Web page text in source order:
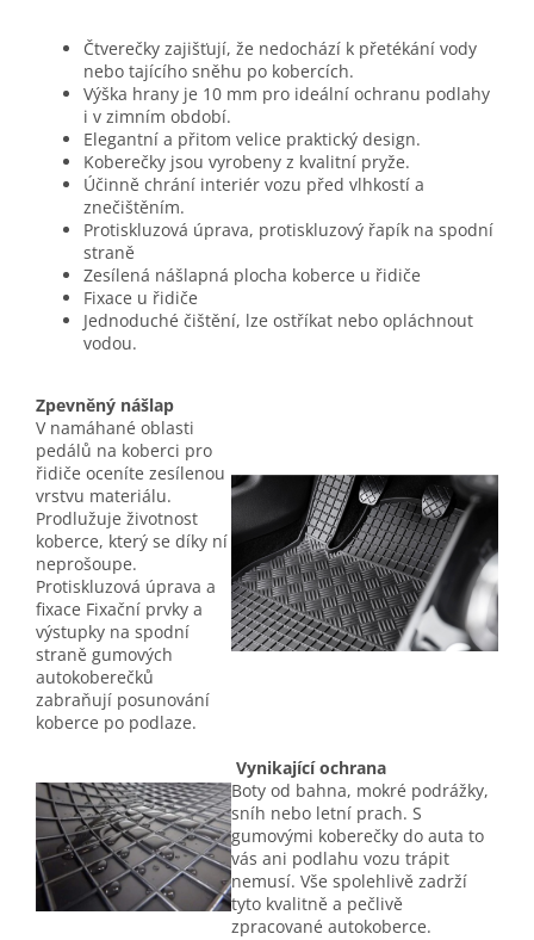
Čtverečky zajišťují, že nedochází k přetékání vody
nebo tajícího sněhu po kobercích.
Výška hrany je 10 mm pro ideální ochranu podlahy
i v zimním období.
Elegantní a přitom velice praktický design.
Koberečky jsou vyrobeny z kvalitní pryže.
Účinně chrání interiér vozu před vlhkostí a
znečištěním.
Protiskluzová úprava, protiskluzový řapík na spodní
straně
Zesílená nášlapná plocha koberce u řidiče
Fixace u řidiče
Jednoduché čištění, lze ostříkat nebo opláchnout
vodou.
Zpevněný nášlap
V namáhané oblasti
pedálů na koberci pro
řidiče oceníte zesílenou
vrstvu materiálu.
Prodlužuje životnost
koberce, který se díky ní
neprošoupe.
Protiskluzová úprava a
fixace Fixační prvky a
výstupky na spodní
straně gumových
autokoberečků
zabraňují posunování
koberce po podlaze.
Vynikající ochrana
Boty od bahna, mokré podrážky,
sníh nebo letní prach. S
gumovými koberečky do auta to
vás ani podlahu vozu trápit
nemusí. Vše spolehlivě zadrží
tyto kvalitně a pečlivě
zpracované autokoberce.